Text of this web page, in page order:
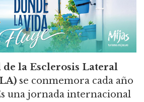
la Esclerosis Lateral
se conmemora cada año
una jornada internacional